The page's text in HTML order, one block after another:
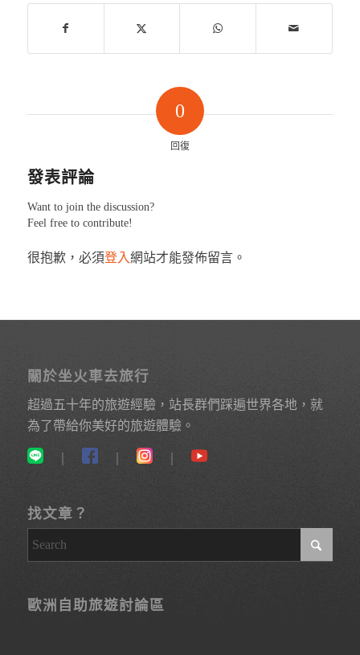
0
回復
發表評論
Want to join the discussion?
Feel free to contribute!
很抱歉，必須登入網站才能發佈留言。
關於坐火車去旅行
超過五十年的旅遊經驗，站長群們踩遍世界各地，就
為了帶給你美好的旅遊體驗。
｜ ｜
找文章？
歐洲自助旅遊討論區